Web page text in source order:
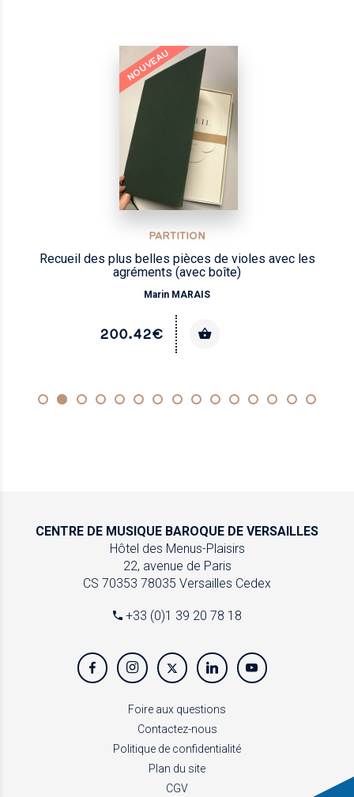
NOUVEAU
PARTITION
Recueil des plus belles pièces de violes avec les
agréments (avec boîte)
Marin MARAIS
200.42€
CENTRE DE MUSIQUE BAROQUE DE VERSAILLES
Hôtel des Menus-Plaisirs
22, avenue de Paris
CS 70353 78035 Versailles Cedex
+33 (0)1 39 20 78 18
Foire aux questions
Contactez-nous
Politique de confidentialité
Plan du site
CGV